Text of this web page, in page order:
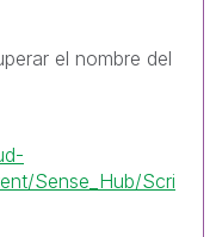
el nombre del
Sense_Hub/Scri